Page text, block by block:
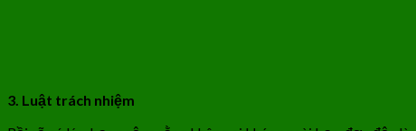
3. Luật trách nhiệm